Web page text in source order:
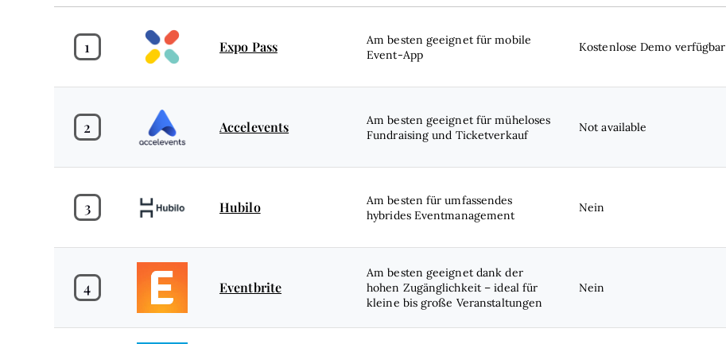
1 Expo Pass
Am besten geeignet für mobile
Event-App
Kostenlose Demo verfügbar
2 Accelevents
Am besten geeignet für müheloses
Fundraising und Ticketverkauf
Not available
3 Hubilo
Am besten für umfassendes
hybrides Eventmanagement
Nein
4 Eventbrite
Am besten geeignet dank der
hohen Zugänglichkeit – ideal für
kleine bis große Veranstaltungen
Nein